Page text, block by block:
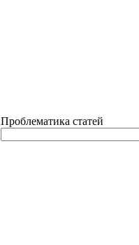
Проблематика статей